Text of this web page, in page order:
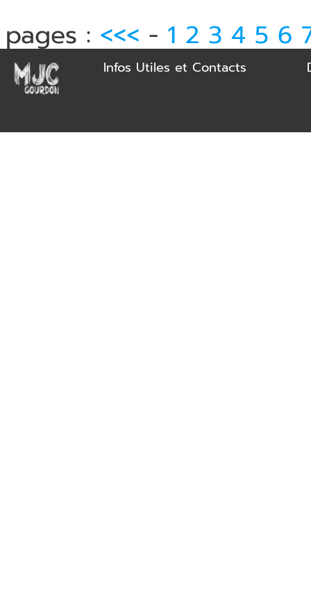
pages : <<< - 1 2 3 4 5 6
Infos Utiles et Contacts